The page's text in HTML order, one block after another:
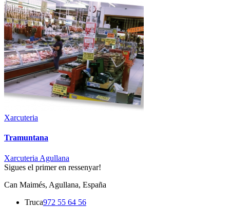
Xarcuteria
Tramuntana
Xarcuteria Agullana
Sigues el primer en ressenyar!
Can Maimés, Agullana, España
Truca972 55 64 56